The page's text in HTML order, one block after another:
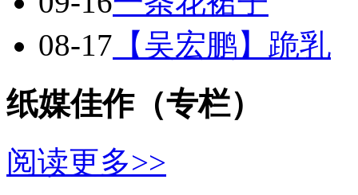
08-17 【吴宏鹏】跪乳
纸媒佳作（专栏）
阅读更多>>